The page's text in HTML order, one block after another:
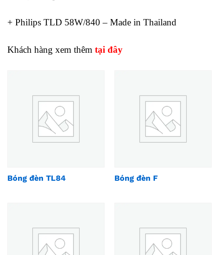
+ Philips TLD 58W/840 – Made in Thailand
Khách hàng xem thêm tại đây
Bóng đèn TL84 Bóng đèn F